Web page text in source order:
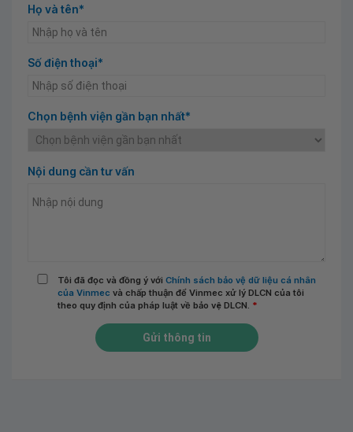
Họ và tên*
Số điện thoại*
Chọn bệnh viện gần bạn nhất*
Nội dung cần tư vấn
Tôi đã đọc và đồng ý với Chính sách bảo vệ dữ liệu cá nhân
của Vinmec và chấp thuận để Vinmec xử lý DLCN của tôi
theo quy định của pháp luật về bảo vệ DLCN. *
Gửi thông tin